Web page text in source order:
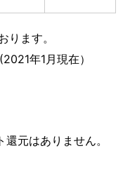
ります。
年1月現在）
元はありません。